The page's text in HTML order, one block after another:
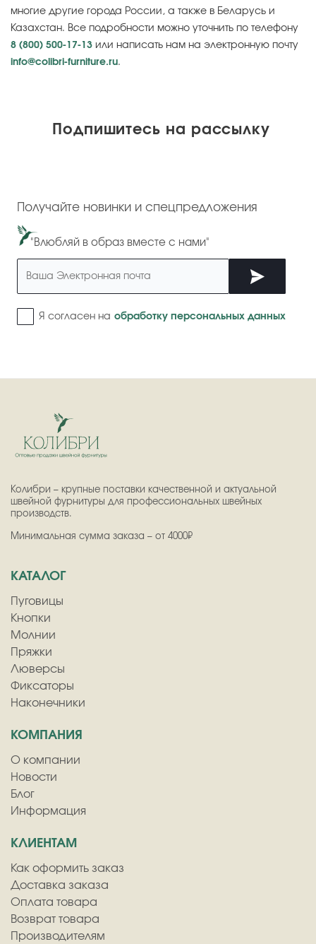
многие другие города России, а также в Беларусь и
Казахстан. Все подробности можно уточнить по телефону
8 (800) 500-17-13 или написать нам на электронную почту
info@colibri-furniture.ru.
Подпишитесь на рассылку
Получайте новинки и спецпредложения
"Влюбляй в образ вместе с нами"
Я согласен на обработку персональных данных
Колибри – крупные поставки качественной и актуальной
швейной фурнитуры для профессиональных швейных
производств.
Минимальная сумма заказа – от 4000₽
КАТАЛОГ
Пуговицы
Кнопки
Молнии
Пряжки
Люверсы
Фиксаторы
Наконечники
КОМПАНИЯ
О компании
Новости
Блог
Информация
КЛИЕНТАМ
Как оформить заказ
Доставка заказа
Оплата товара
Возврат товара
Производителям